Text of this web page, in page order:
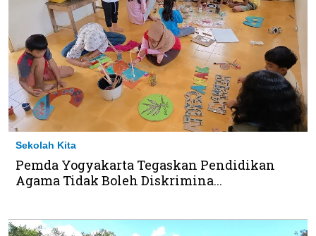
Sekolah Kita
Pemda Yogyakarta Tegaskan Pendidikan
Agama Tidak Boleh Diskrimina...